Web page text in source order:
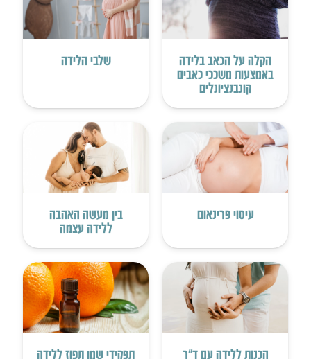
הקלה על הכאב בלידה
באמצעות משככי כאבים
קונבנציונלים
שלבי הלידה
עיסוי פרינאום
בין מעשה האהבה
ללידה עצמה
הכנות ללידה עם ד”ר
תפקידי שמן תפוז ללידה